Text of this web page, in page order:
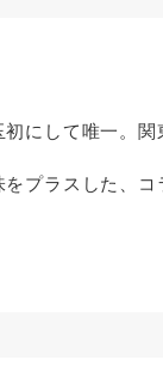
にして唯一。
プラスした、